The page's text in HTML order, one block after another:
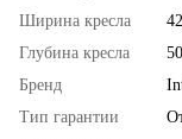
Ширина кресла
42
Глубина кресла
50
Бренд
Тип гарантии